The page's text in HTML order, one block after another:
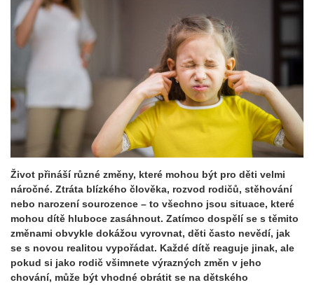
Život přináší různé změny, které mohou být pro děti velmi
náročné. Ztráta blízkého člověka, rozvod rodičů, stěhování
nebo narození sourozence – to všechno jsou situace, které
mohou dítě hluboce zasáhnout. Zatímco dospělí se s těmito
změnami obvykle dokážou vyrovnat, děti často nevědí, jak
se s novou realitou vypořádat. Každé dítě reaguje jinak, ale
pokud si jako rodič všimnete výrazných změn v jeho
chování, může být vhodné obrátit se na dětského